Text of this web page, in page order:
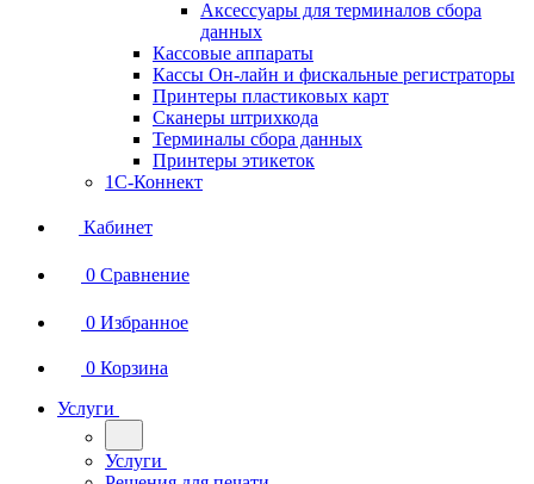
Аксессуары для терминалов сбора
данных
Кассовые аппараты
Кассы Он-лайн и фискальные регистраторы
Принтеры пластиковых карт
Сканеры штрихкода
Терминалы сбора данных
Принтеры этикеток
1С-Коннект
Кабинет
0 Сравнение
0 Избранное
0 Корзина
Услуги
Услуги